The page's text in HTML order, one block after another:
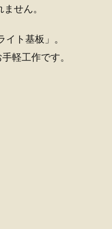
せん。
ト基板」。
軽工作です。